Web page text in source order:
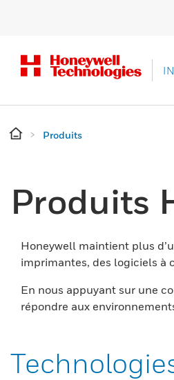
Produits
Produits
Honeywell maintient plus
imprimantes, des logiciels à
En nous appuyant sur une
répondre aux